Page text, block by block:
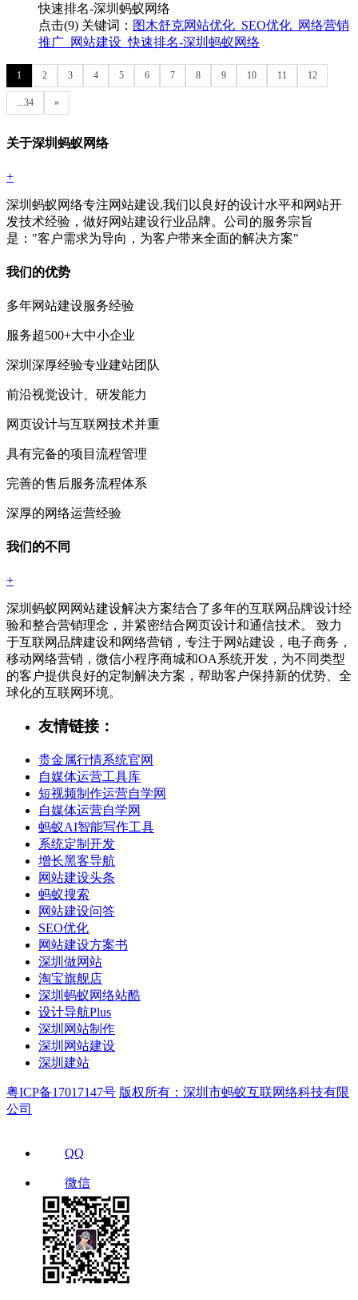
快速排名-深圳蚂蚁网络
点击(9) 关键词： 图木舒克网站优化_SEO优化_网络营销
推广_网站建设_快速排名-深圳蚂蚁网络
1 2 3 4 5 6 7 8 9 10 11 12
...34 »
关于深圳蚂蚁网络
+
深圳蚂蚁网络专注网站建设,我们以良好的设计水平和网站开
发技术经验，做好网站建设行业品牌。公司的服务宗旨
是："客户需求为导向，为客户带来全面的解决方案"
我们的优势
多年网站建设服务经验
服务超500+大中小企业
深圳深厚经验专业建站团队
前沿视觉设计、研发能力
网页设计与互联网技术并重
具有完备的项目流程管理
完善的售后服务流程体系
深厚的网络运营经验
我们的不同
+
深圳蚂蚁网网站建设解决方案结合了多年的互联网品牌设计经
验和整合营销理念，并紧密结合网页设计和通信技术。 致力
于互联网品牌建设和网络营销，专注于网站建设，电子商务，
移动网络营销，微信小程序商城和OA系统开发，为不同类型
的客户提供良好的定制解决方案，帮助客户保持新的优势、全
球化的互联网环境。
友情链接：
贵金属行情系统官网
自媒体运营工具库
短视频制作运营自学网
自媒体运营自学网
蚂蚁AI智能写作工具
系统定制开发
增长黑客导航
网站建设头条
蚂蚁搜索
网站建设问答
SEO优化
网站建设方案书
深圳做网站
淘宝旗舰店
深圳蚂蚁网络站酷
设计导航Plus
深圳网站制作
深圳网站建设
深圳建站
粤ICP备17017147号 版权所有：深圳市蚂蚁互联网络科技有限
公司
QQ
微信